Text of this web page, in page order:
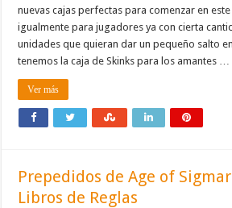
nuevas cajas perfectas para comenzar en
igualmente para jugadores ya con cierta
unidades que quieran dar un pequeño salto
tenemos la caja de Skinks para los amantes …
Ver más
Prepedidos de Age of
Libros de Reglas